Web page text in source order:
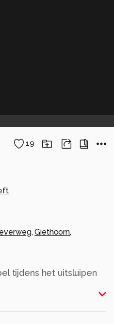
19
,Giethoorn,
tijdens het uitsluipen